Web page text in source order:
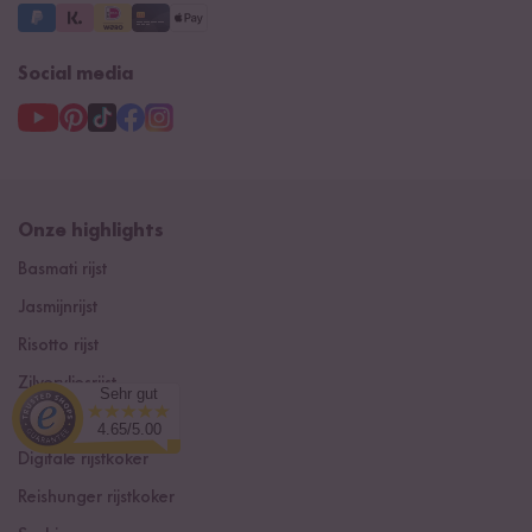
Social media
Onze highlights
Basmati rijst
Jasmijnrijst
Risotto rijst
Zilvervliesrijst
Rode Rijst
Digitale rijstkoker
Reishunger rijstkoker
Sehr gut
4.65/5.00